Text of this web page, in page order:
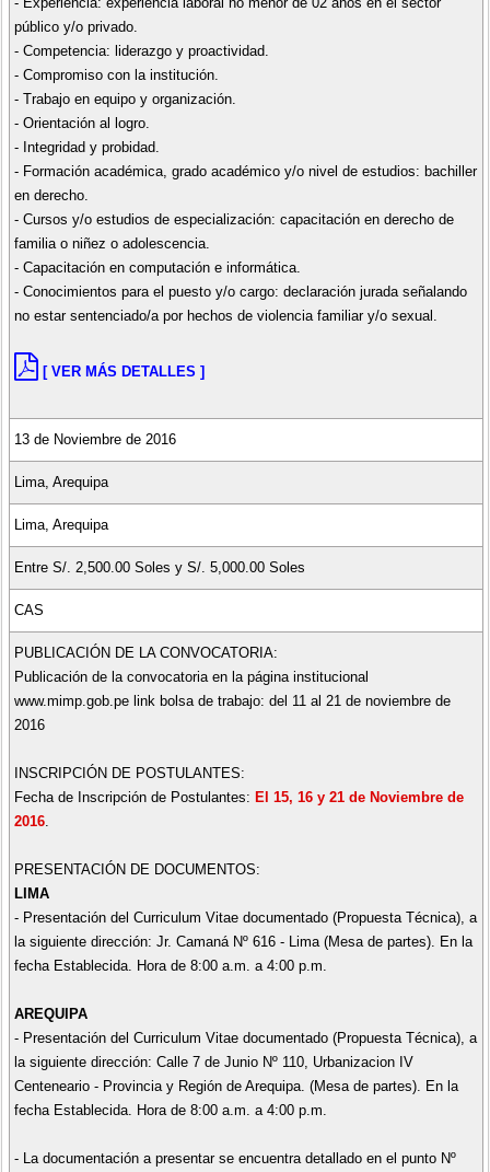
público y/o privado.
- Competencia: liderazgo y proactividad.
- Compromiso con la institución.
- Trabajo en equipo y organización.
- Orientación al logro.
- Integridad y probidad.
- Formación académica, grado académico y/o nivel de estudios: bachiller
en derecho.
- Cursos y/o estudios de especialización: capacitación en derecho de
familia o niñez o adolescencia.
- Capacitación en computación e informática.
- Conocimientos para el puesto y/o cargo: declaración jurada señalando
no estar sentenciado/a por hechos de violencia familiar y/o sexual.
[ VER MÁS DETALLES ]
13 de Noviembre de 2016
Lima, Arequipa
Lima, Arequipa
Entre S/. 2,500.00 Soles y S/. 5,000.00 Soles
CAS
PUBLICACIÓN DE LA CONVOCATORIA:
Publicación de la convocatoria en la página institucional
www.mimp.gob.pe link bolsa de trabajo: del 11 al 21 de noviembre de
2016
INSCRIPCIÓN DE POSTULANTES:
Fecha de Inscripción de Postulantes: El 15, 16 y 21 de Noviembre de
2016.
PRESENTACIÓN DE DOCUMENTOS:
LIMA
- Presentación del Curriculum Vitae documentado (Propuesta Técnica), a
la siguiente dirección: Jr. Camaná Nº 616 - Lima (Mesa de partes). En la
fecha Establecida. Hora de 8:00 a.m. a 4:00 p.m.
AREQUIPA
- Presentación del Curriculum Vitae documentado (Propuesta Técnica), a
la siguiente dirección: Calle 7 de Junio Nº 110, Urbanizacion IV
Centeneario - Provincia y Región de Arequipa. (Mesa de partes). En la
fecha Establecida. Hora de 8:00 a.m. a 4:00 p.m.
- La documentación a presentar se encuentra detallado en el punto Nº